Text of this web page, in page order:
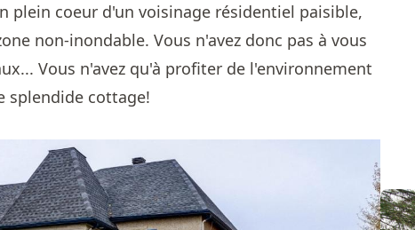
plein coeur d'un voisinage résidentiel paisible,
non-inondable. Vous n'avez donc pas à vous
Vous n'avez qu'à profiter de l'environnement
splendide cottage!